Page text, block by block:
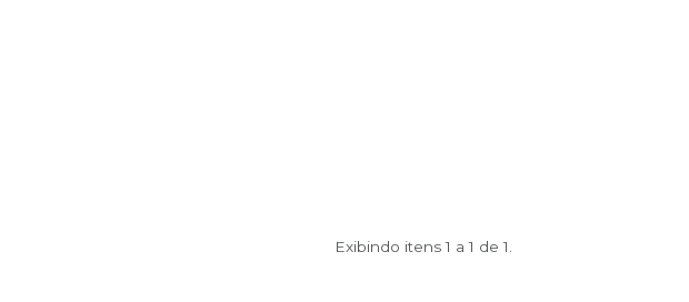
Exibindo itens 1 a 1 de1.